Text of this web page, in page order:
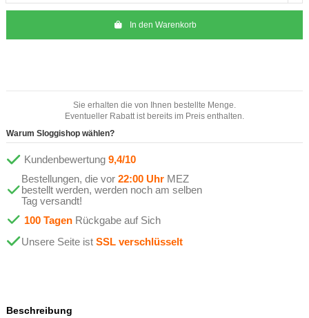
In den Warenkorb
Sie erhalten die von Ihnen bestellte Menge.
Eventueller Rabatt ist bereits im Preis enthalten.
Warum Sloggishop wählen?
Kundenbewertung 9,4/10
Bestellungen, die vor 22:00 Uhr MEZ
bestellt werden, werden noch am selben
Tag versandt!
100 Tagen Rückgabe auf Sich
Unsere Seite ist SSL verschlüsselt
Beschreibung